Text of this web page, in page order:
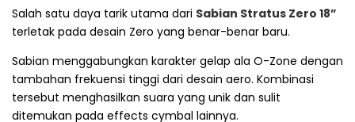
Salah satu daya tarik utama dari Sabian Stratus Zero 18”
terletak pada desain Zero yang benar-benar baru.
Sabian menggabungkan karakter gelap ala O-Zone dengan
tambahan frekuensi tinggi dari desain aero. Kombinasi
tersebut menghasilkan suara yang unik dan sulit
ditemukan pada effects cymbal lainnya.